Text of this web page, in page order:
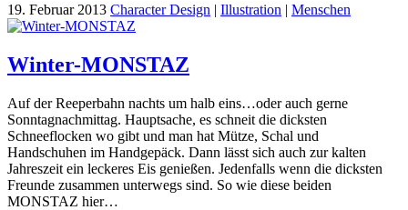
19. Februar 2013 Character Design | Illustration | Menschen
Winter-MONSTAZ
Auf der Reeperbahn nachts um halb eins…oder auch gerne
Sonntagnachmittag. Hauptsache, es schneit die dicksten
Schneeflocken wo gibt und man hat Mütze, Schal und
Handschuhen im Handgepäck. Dann lässt sich auch zur kalten
Jahreszeit ein leckeres Eis genießen. Jedenfalls wenn die dicksten
Freunde zusammen unterwegs sind. So wie diese beiden
MONSTAZ hier…